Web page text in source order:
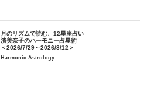
月のリズムで読む、12星座占い
濱美奈子のハーモニー占星術
＜2026/7/29～2026/8/12＞
Harmonic Astrology